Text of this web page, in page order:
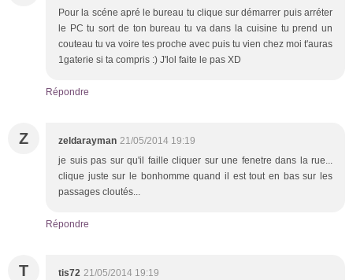
Pour la scéne apré le bureau tu clique sur démarrer puis arréter
le PC tu sort de ton bureau tu va dans la cuisine tu prend un
couteau tu va voire tes proche avec puis tu vien chez moi t'auras
1gaterie si ta compris :) J'lol faite le pas XD
Répondre
Z zeldarayman 21/05/2014 19:19
je suis pas sur qu'il faille cliquer sur une fenetre dans la rue...
clique juste sur le bonhomme quand il est tout en bas sur les
passages cloutés...
Répondre
T tis72 21/05/2014 19:19